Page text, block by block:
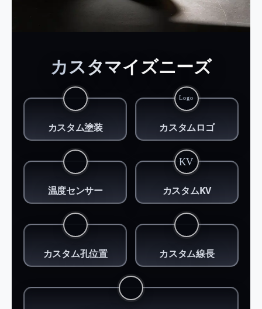
MN1118推奨方案
Motor
MN1118
KV
90/108
ESC
M200A 14S
Propeller
VZ40
カスタマイズニーズ
カスタム塗装 カスタムロゴ
温度センサー カスタムKV
カスタム孔位置 カスタム線長